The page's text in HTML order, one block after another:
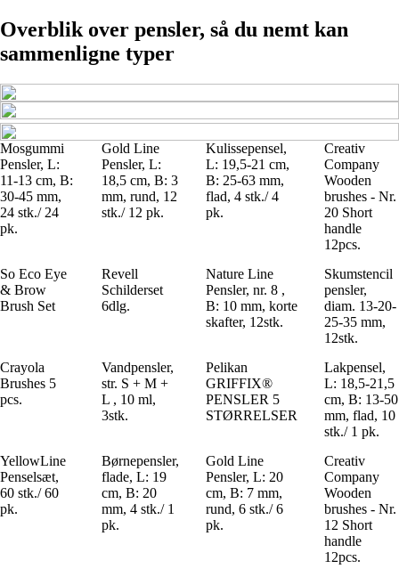
Overblik over pensler, så du nemt kan
sammenligne typer
Mosgummi
Pensler, L:
11-13 cm, B:
30-45 mm,
24 stk./ 24
pk.
Gold Line
Pensler, L:
18,5 cm, B: 3
mm, rund, 12
stk./ 12 pk.
Kulissepensel,
L: 19,5-21 cm,
B: 25-63 mm,
flad, 4 stk./ 4
pk.
Creativ
Company
Wooden
brushes - Nr.
20 Short
handle
12pcs.
So Eco Eye
& Brow
Brush Set
Revell
Schilderset
6dlg.
Nature Line
Pensler, nr. 8 ,
B: 10 mm, korte
skafter, 12stk.
Skumstencil
pensler,
diam. 13-20-
25-35 mm,
12stk.
Crayola
Brushes 5
pcs.
Vandpensler,
str. S + M +
L , 10 ml,
3stk.
Pelikan
GRIFFIX®
PENSLER 5
STØRRELSER
Lakpensel,
L: 18,5-21,5
cm, B: 13-50
mm, flad, 10
stk./ 1 pk.
YellowLine
Penselsæt,
60 stk./ 60
pk.
Børnepensler,
flade, L: 19
cm, B: 20
mm, 4 stk./ 1
pk.
Gold Line
Pensler, L: 20
cm, B: 7 mm,
rund, 6 stk./ 6
pk.
Creativ
Company
Wooden
brushes - Nr.
12 Short
handle
12pcs.